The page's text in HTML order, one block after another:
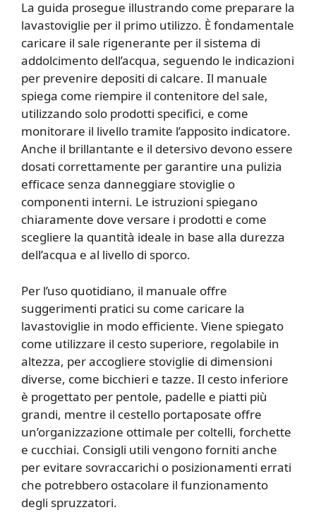
La guida prosegue illustrando come preparare la
lavastoviglie per il primo utilizzo. È fondamentale
caricare il sale rigenerante per il sistema di
addolcimento dell’acqua, seguendo le indicazioni
per prevenire depositi di calcare. Il manuale
spiega come riempire il contenitore del sale,
utilizzando solo prodotti specifici, e come
monitorare il livello tramite l’apposito indicatore.
Anche il brillantante e il detersivo devono essere
dosati correttamente per garantire una pulizia
efficace senza danneggiare stoviglie o
componenti interni. Le istruzioni spiegano
chiaramente dove versare i prodotti e come
scegliere la quantità ideale in base alla durezza
dell’acqua e al livello di sporco.
Per l’uso quotidiano, il manuale offre
suggerimenti pratici su come caricare la
lavastoviglie in modo efficiente. Viene spiegato
come utilizzare il cesto superiore, regolabile in
altezza, per accogliere stoviglie di dimensioni
diverse, come bicchieri e tazze. Il cesto inferiore
è progettato per pentole, padelle e piatti più
grandi, mentre il cestello portaposate offre
un’organizzazione ottimale per coltelli, forchette
e cucchiai. Consigli utili vengono forniti anche
per evitare sovraccarichi o posizionamenti errati
che potrebbero ostacolare il funzionamento
degli spruzzatori.